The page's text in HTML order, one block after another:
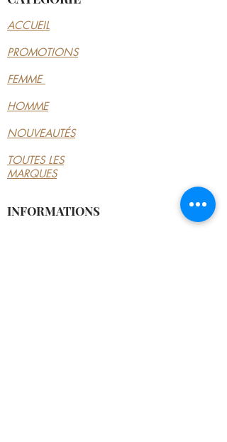
ACCUEIL
PROMOTIONS
FEMME
HOMME
NOUVEAUTÉS
TOUTES LES
MARQUES
INFORMATIONS